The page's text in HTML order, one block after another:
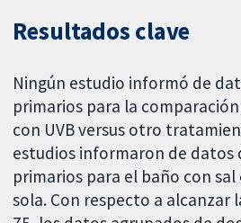
Resultados clave
Ningún estudio informó de
primarios para la
con UVB versus otro
estudios informaron de datos
primarios para el baño con sal
sola. Con respecto a alcanzar